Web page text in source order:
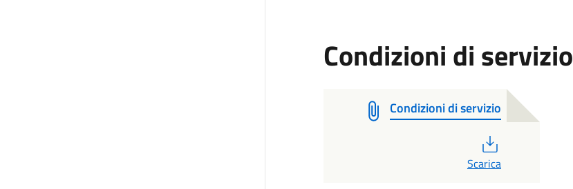
Condizioni di servizio
Condizioni di servizio
Scarica